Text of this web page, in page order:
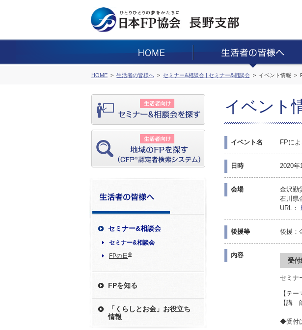
HOME 生活者の皆様へ セミナー&相談会 | セミナー&相談会 イベント情報
セミナー&相談会
セミナー&相談会
FPの日 ®
FPを知る
「くらしとお金」お役立ち
情報
イベント
イベント名 FPに
日時 2020年
会場
金沢勤
石川県
URL：
後援等 後援：
内容
受付
セミナ
【テ
【講
◆受付